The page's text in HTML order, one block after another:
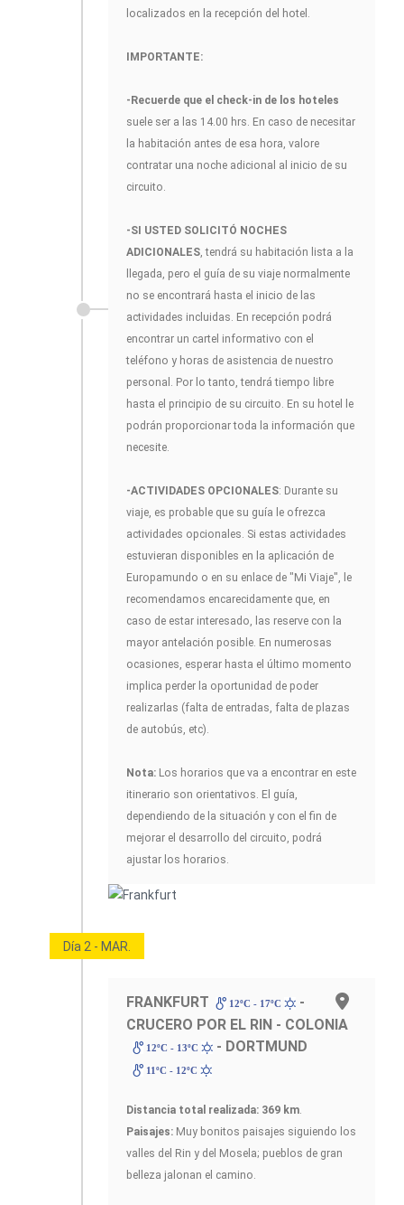
localizados en la recepción del hotel.
IMPORTANTE:
-Recuerde que el check-in de los hoteles
suele ser a las 14.00 hrs. En caso de necesitar
la habitación antes de esa hora, valore
contratar una noche adicional al inicio de su
circuito.
-SI USTED SOLICITÓ NOCHES
ADICIONALES, tendrá su habitación lista a la
llegada, pero el guía de su viaje normalmente
no se encontrará hasta el inicio de las
actividades incluidas. En recepción podrá
encontrar un cartel informativo con el
teléfono y horas de asistencia de nuestro
personal. Por lo tanto, tendrá tiempo libre
hasta el principio de su circuito. En su hotel le
podrán proporcionar toda la información que
necesite.
-ACTIVIDADES OPCIONALES: Durante su
viaje, es probable que su guía le ofrezca
actividades opcionales. Si estas actividades
estuvieran disponibles en la aplicación de
Europamundo o en su enlace de "Mi Viaje", le
recomendamos encarecidamente que, en
caso de estar interesado, las reserve con la
mayor antelación posible. En numerosas
ocasiones, esperar hasta el último momento
implica perder la oportunidad de poder
realizarlas (falta de entradas, falta de plazas
de autobús, etc).
Nota: Los horarios que va a encontrar en este
itinerario son orientativos. El guía,
dependiendo de la situación y con el fin de
mejorar el desarrollo del circuito, podrá
ajustar los horarios.
Día 2 - MAR.
FRANKFURT 12ºC - 17ºC
-
CRUCERO POR EL RIN - COLONIA
12ºC - 13ºC - DORTMUND
11ºC - 12ºC
Distancia total realizada: 369 km.
Paisajes: Muy bonitos paisajes siguiendo los
valles del Rin y del Mosela; pueblos de gran
belleza jalonan el camino.